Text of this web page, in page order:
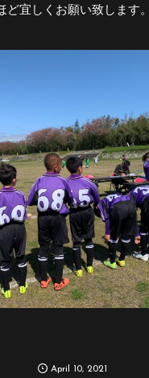
ど宜しくお願い致します。
April 10, 2021